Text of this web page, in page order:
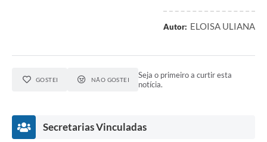
Autor: ELOISA ULIANA
GOSTEI NÃO GOSTEI
Seja o primeiro a curtir esta
notícia.
Secretarias Vinculadas